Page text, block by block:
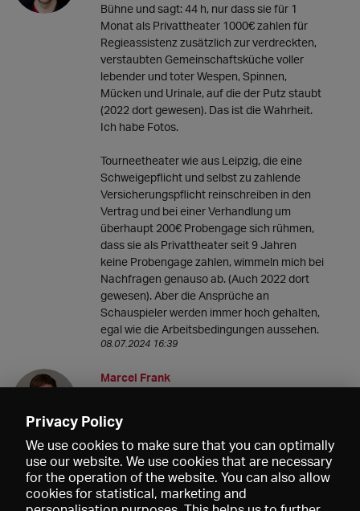
Bühne und sagt: 44 h, nur dass sie für 1
Monat als Privattheater 1000€ zahlen für
Regieassistenz zusätzlich zur verdreckten,
verstaubten Gemeinschaftsküche voller
lebender und toter Wespen, Spinnen,
Mücken und Urinale, auf die der Putz staubt
(2022 dort gewesen). Das ist die Wahrheit.
Ich habe Fotos.
Tourneetheater wie aus Leipzig, die eine
Schweigepflicht und selbst zu zahlende
Versicherungspflicht reinschreiben in den
Vertrag und bei einer Verhandlung um
überhaupt 200€ Probengage sich rühmen,
dass sie als Privattheater seit 9 Jahren
keine Probengage zahlen, wimmeln mich bei
Nachfragen genauso ab. (Auch 2022 dort
gewesen). Aber die Ansprüche an
Schauspieler werden immer hoch gehalten,
egal wie die Arbeitsbedingungen aussehen.
08.07.2024 16:39
Marcel Frank
18.06.2024 10:10
Privacy Policy
We use cookies to make sure that you can optimally
use our website. We use cookies that are necessary
for the operation of the website. You can also allow
cookies for statistical, marketing and